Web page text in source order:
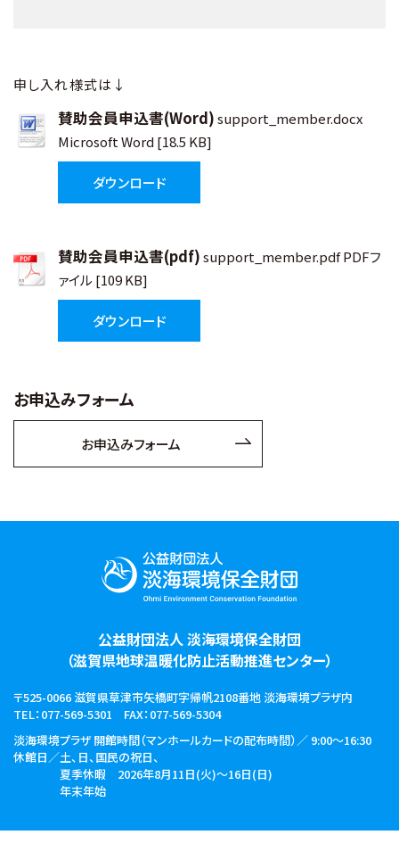
申し入れ様式は↓
賛助会員申込書(Word)support_member.docx
Microsoft Word [18.5 KB]
ダウンロード
賛助会員申込書(pdf)support_member.pdf PDFフ
ァイル [109 KB]
ダウンロード
お申込みフォーム
お申込みフォーム
公益財団法人 淡海環境保全財団
（滋賀県地球温暖化防止活動推進センター）
〒525-0066 滋賀県草津市矢橋町字帰帆2108番地淡海環境プラザ内
TEL：077-569-5301 FAX：077-569-5304
淡海環境プラザ 開館時間（マンホールカードの配布時間）／ 9:00～16:30
休館日／土、日、国民の祝日、
夏季休暇 2026年8月11日(火)～16日(日)
年末年始